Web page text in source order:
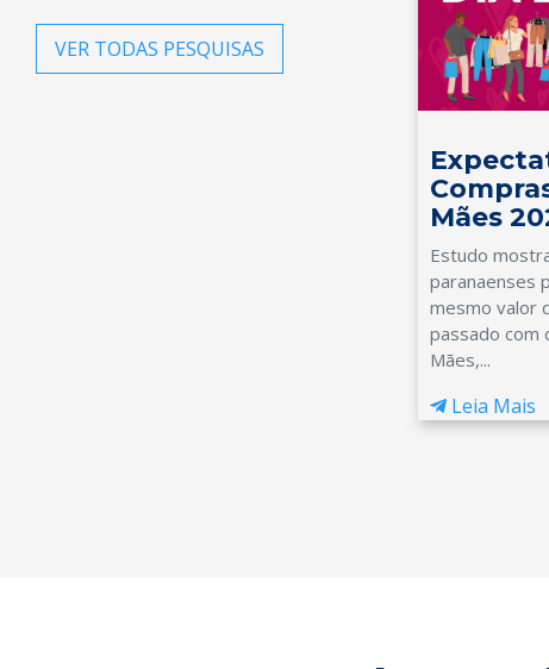
VER TODAS PESQUISAS
Mães
Estudo
paranaenses
mesmo valor
passado com
Mães,...
Leia Mais